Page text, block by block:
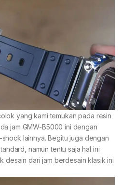
yang kami temukan pada resin
jam GMW-B5000 ini dengan
lainnya. Begitu juga dengan
namun tentu saja hal ini
desain dari jam berdesain klasik ini